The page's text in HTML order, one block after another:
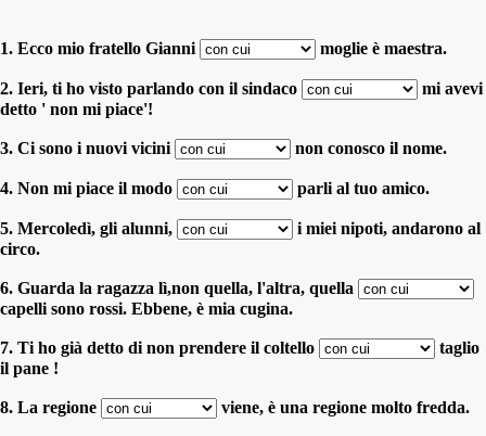
1. Ecco mio fratello Gianni moglie è maestra.
2. Ieri, ti ho visto parlando con il sindaco
mi avevi
detto ' non mi piace'!
3. Ci sono i nuovi vicini non conosco il nome.
4. Non mi piace il modo parli al tuo amico.
5. Mercoledì, gli alunni,
i miei nipoti, andarono al
circo.
6. Guarda la ragazza lì,non quella, l'altra, quella
capelli sono rossi. Ebbene, è mia cugina.
7. Ti ho già detto di non prendere il coltello
taglio
il pane !
8. La regione viene, è una regione molto fredda.